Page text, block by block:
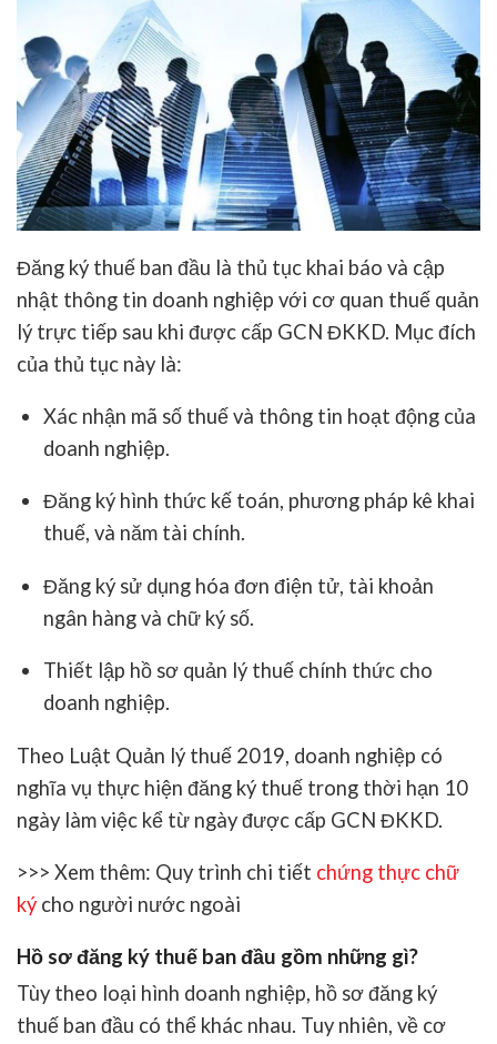
Đăng ký thuế ban đầu là thủ tục khai báo và cập
nhật thông tin doanh nghiệp với cơ quan thuế quản
lý trực tiếp sau khi được cấp GCN ĐKKD. Mục đích
của thủ tục này là:
Xác nhận mã số thuế và thông tin hoạt động của
doanh nghiệp.
Đăng ký hình thức kế toán, phương pháp kê khai
thuế, và năm tài chính.
Đăng ký sử dụng hóa đơn điện tử, tài khoản
ngân hàng và chữ ký số.
Thiết lập hồ sơ quản lý thuế chính thức cho
doanh nghiệp.
Theo Luật Quản lý thuế 2019, doanh nghiệp có
nghĩa vụ thực hiện đăng ký thuế trong thời hạn 10
ngày làm việc kể từ ngày được cấp GCN ĐKKD.
>>> Xem thêm: Quy trình chi tiết chứng thực chữ
ký cho người nước ngoài
Hồ sơ đăng ký thuế ban đầu gồm những gì?
Tùy theo loại hình doanh nghiệp, hồ sơ đăng ký
thuế ban đầu có thể khác nhau. Tuy nhiên, về cơ